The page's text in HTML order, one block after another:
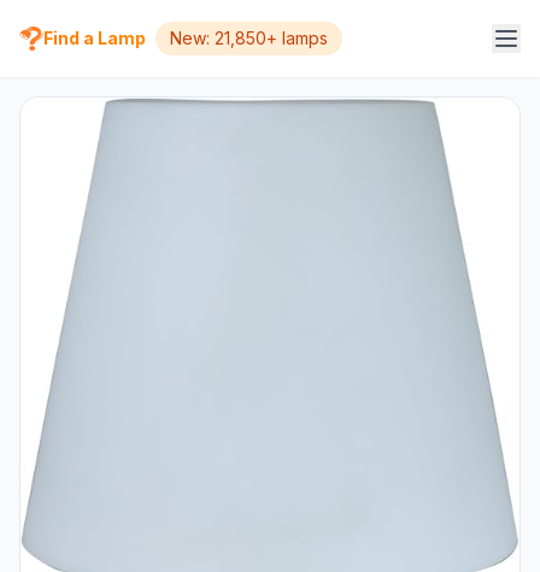
Find a Lamp New: 21,850+ lamps